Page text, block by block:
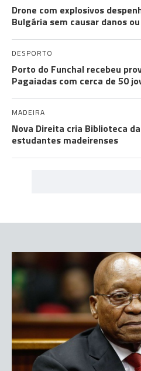
Drone com explosivos
Bulgária sem causar danos
DESPORTO
Porto do Funchal recebeu
Pagaiadas com cerca de 50
MADEIRA
Nova Direita cria Biblioteca
estudantes madeirenses